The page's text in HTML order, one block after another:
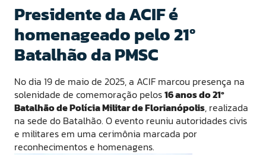
Presidente da ACIF é
homenageado pelo 21º
Batalhão da PMSC
No dia 19 de maio de 2025, a ACIF marcou presença na
solenidade de comemoração pelos16 anos do 21º
Batalhão de Polícia Militar de Florianópolis, realizada
na sede do Batalhão. O evento reuniu autoridades civis
e militares em uma cerimônia marcada por
reconhecimentos e homenagens.